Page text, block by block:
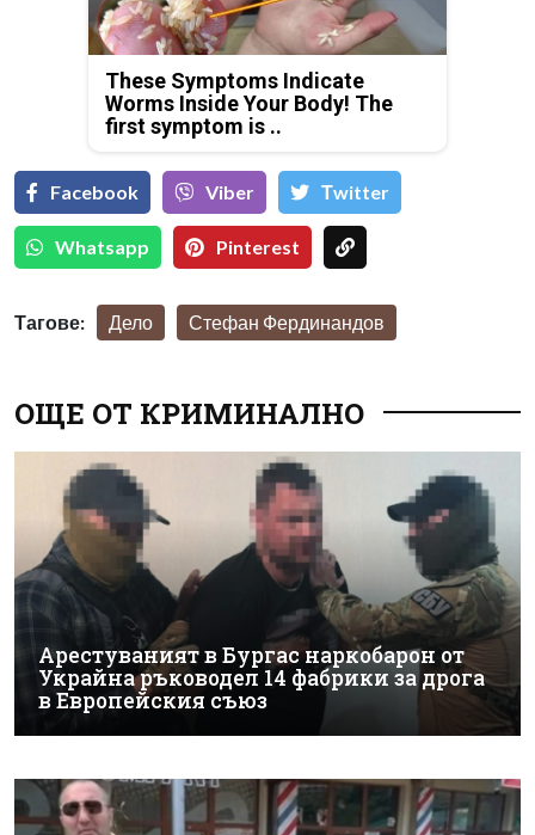
These Symptoms Indicate
Worms Inside Your Body! The
first symptom is ..
Facebook Viber Тwitter
Whatsapp Pinterest
Тагове: Дело Стефан Фердинандов
ОЩЕ ОТ КРИМИНАЛНО
Арестуваният в Бургас наркобарон от
Украйна ръководел 14 фабрики за дрога
в Европейския съюз